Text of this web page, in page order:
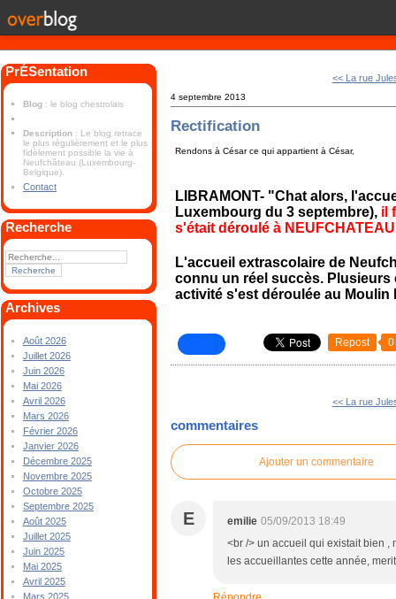
PrÉSentation
Blog : le blog chestrolais
Description : Le blog retrace
le plus régulièrement et le plus
fidèlement possible la vie à
Neufchâteau (Luxembourg-
Belgique).
Contact
Recherche
Archives
Août 2026
Juillet 2026
Juin 2026
Mai 2026
Avril 2026
Mars 2026
Février 2026
Janvier 2026
Décembre 2025
Novembre 2025
Octobre 2025
Septembre 2025
Août 2025
Juillet 2025
Juin 2025
Mai 2025
Avril 2025
Mars 2025
<< La rue
4 septembre 2013
Rectification
Rendons à César ce qui appartient à César,
LIBRAMONT- "Chat alors,
Luxembourg du 3 septembre), il
s'était déroulé à
L'accueil extrascolaire de
connu un réel succès. Plusieurs
activité s'est déroulée au Moulin
Repost 0
<< La rue
commentaires
Ajouter un commentaire
E emilie 05/09/2013 18:49
<br /> un accueil qui existait bien ,
les accueillantes cette année,